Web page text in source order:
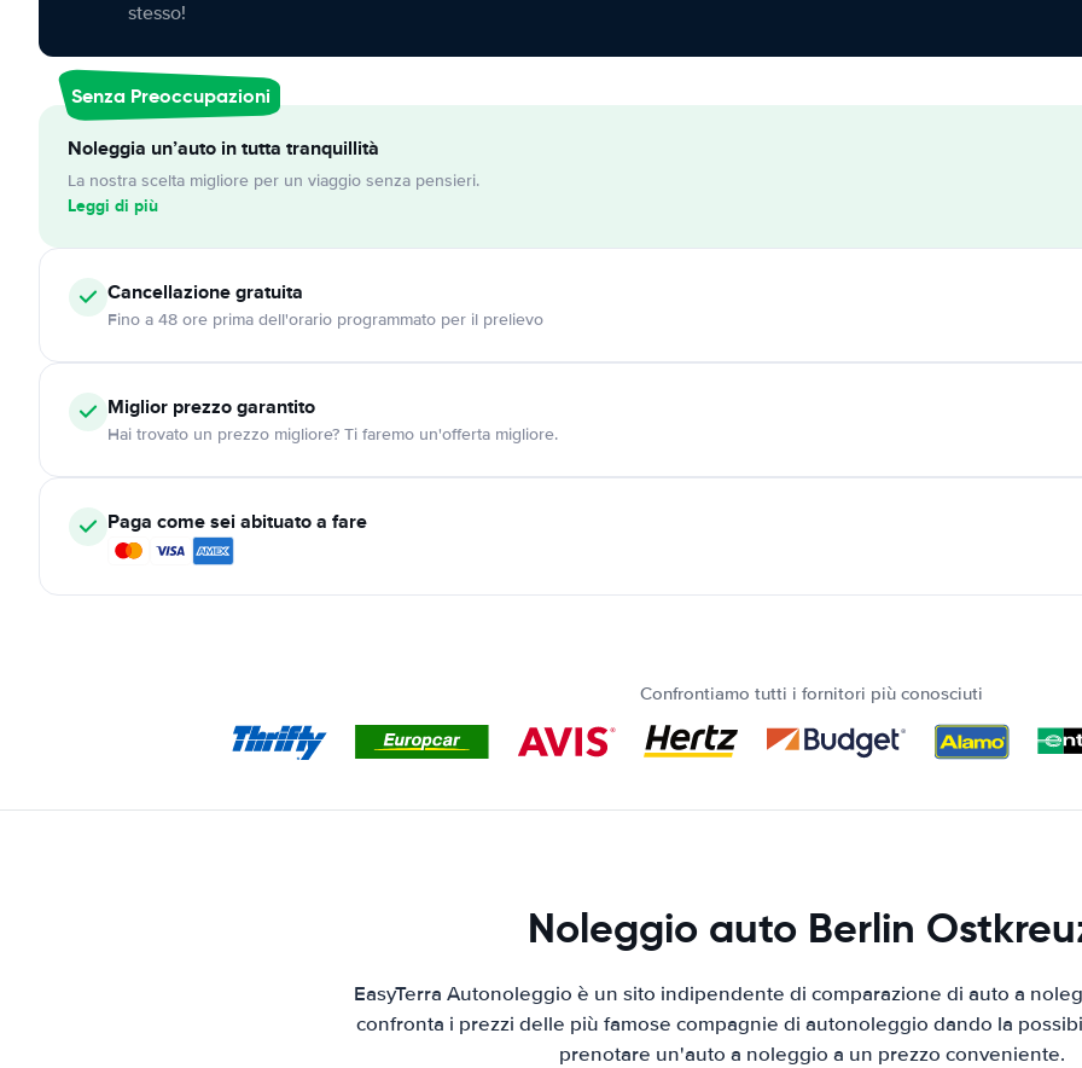
stesso!
Senza Preoccupazioni
Noleggia un’auto in tutta tranquillità
La nostra scelta migliore per un viaggio senza pensieri.
Leggi di più
Cancellazionegratuita
Fino a 48 ore prima dell'orario programmato per il prelievo
Miglior prezzo garantito
Hai trovato un prezzo migliore? Ti faremo un'offerta migliore.
Paga come sei abituato a fare
Confrontiamo tutti i fornitori più conosciuti
Noleggio auto Berlin
EasyTerra Autonoleggio è un sito indipendente di comparazione di auto a
confronta i prezzi delle più famose compagnie di autonoleggio dando la
prenotare un'auto a noleggio a un prezzo conveniente.